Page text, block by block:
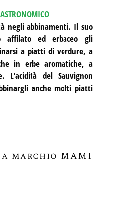
negli abbinamenti. Il suo
affilato ed erbaceo gli
a piatti di verdure, a
in erbe aromatiche, a
L’acidità del Sauvignon
anche molti piatti
marchio MAMI